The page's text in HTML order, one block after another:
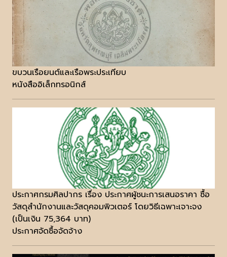
ขบวนเรือยนต์และเรือพระประเทียบ
หนังสืออิเล็กทรอนิกส์
ประกาศกรมศิลปากร เรื่อง ประกาศผู้ชนะการเสนอราคา ซื้อ
วัสดุสำนักงานและวัสดุคอมพิวเตอร์ โดยวิธีเฉพาะเจาะจง
(เป็นเงิน 75,364 บาท)
ประกาศจัดซื้อจัดจ้าง